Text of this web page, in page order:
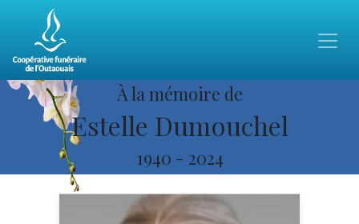
À la mémoire de
Estelle Dumouchel
1940 - 2024